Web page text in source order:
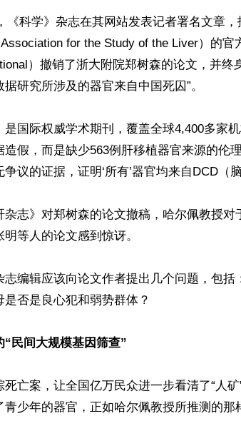
《科学》杂志在其网站发表记者署名文章
Association for the Study of the Liver）的
）撤销了浙大附院郑树森的论文，并终
研究所涉及的器官来自中国死囚”。
是国际权威学术期刊，覆盖全球4,400多家
造假，而是缺少563例肝移植器官来源的伦
议的证据，证明‘所有’器官均来自DCD（
杂志》对郑树森的论文撤稿，哈尔佩教授
等人的论文感到惊讶。
志编辑应该向论文作者提出几个问题，包括
否是良心犯和弱势群体？
“民间大规模基因筛查”
死亡案，让全国亿万民众进一步看清了“人
青少年的器官，正如哈尔佩教授所推测的